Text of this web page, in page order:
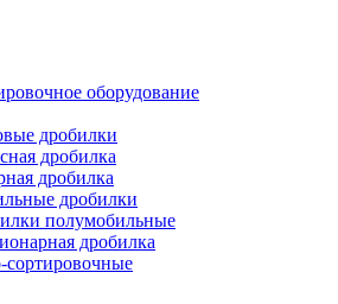
оборудование
дробилки
дробилка
дробилка
дробилки
полумобильные
дробилка
сортировочные